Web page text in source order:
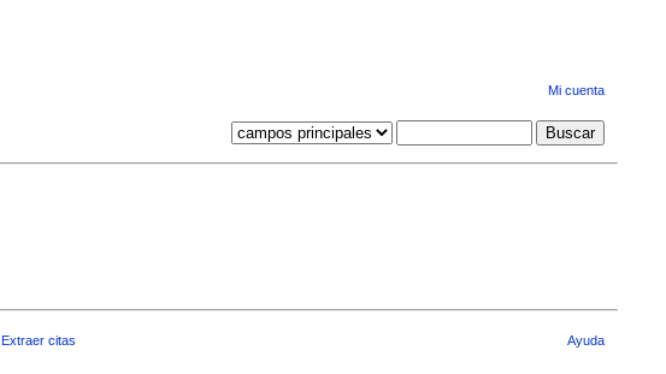
Mi cuenta
Extraer citas Ayuda